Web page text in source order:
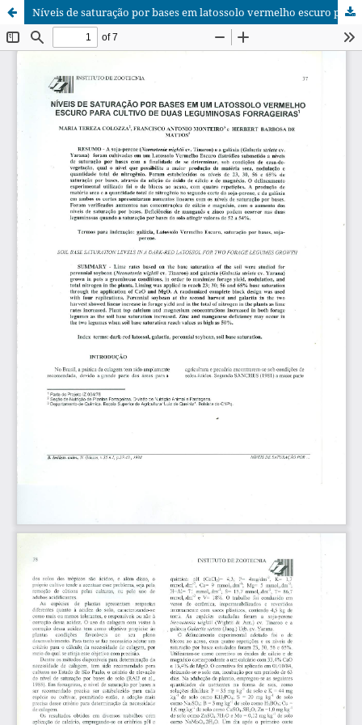
Níveis de saturação por bases em latossolo vermelho escuro para cultivo de duas leguminosas forrageiras